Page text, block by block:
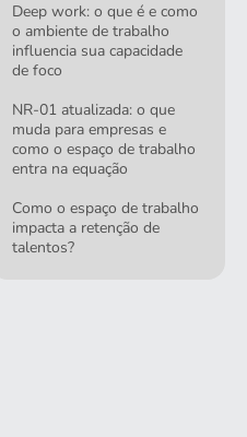
Deep work: o que é e como
o ambiente de trabalho
influencia sua capacidade
de foco
NR-01 atualizada: o que
muda para empresas e
como o espaço de trabalho
entra na equação
Como o espaço de trabalho
impacta a retenção de
talentos?